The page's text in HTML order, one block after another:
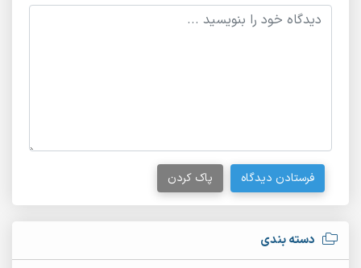
دسته بندی
فرستادن دیدگاه پاک کردن